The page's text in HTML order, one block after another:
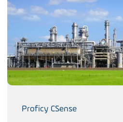
Proficy CSense